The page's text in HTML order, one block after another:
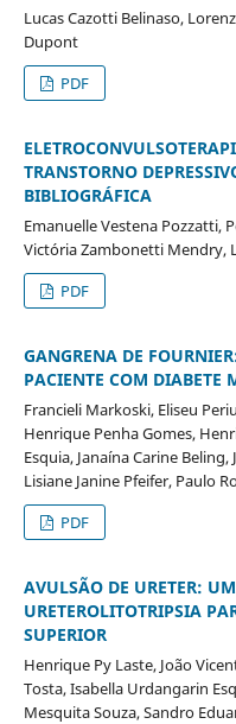
Lucas Cazotti Belinaso,
Dupont
PDF
TRANSTORNO
BIBLIOGRÁFICA
Emanuelle Vestena Pozzatti,
Victória Zambonetti Mendry,
PDF
GANGRENA DE
PACIENTE COM DIABETE
Francieli Markoski, Eliseu
Henrique Penha Gomes,
Esquia, Janaína Carine
Lisiane Janine Pfeifer, Paulo
PDF
AVULSÃO DE URETER:
URETEROLITOTRIPSIA
SUPERIOR
Henrique Py Laste, João
Tosta, Isabella Urdangarin
Mesquita Souza, Sandro